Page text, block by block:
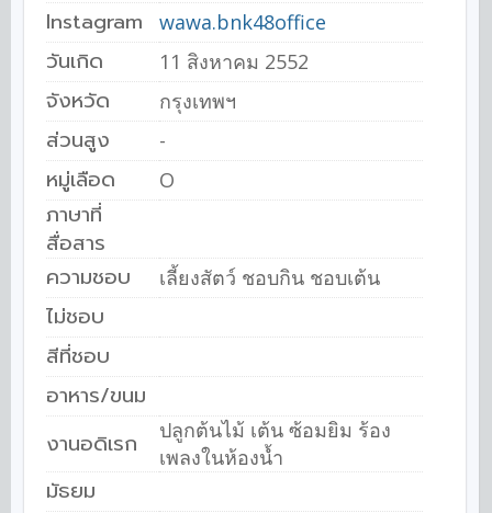
Instagram wawa.bnk48office
วันเกิด 11 สิงหาคม 2552
จังหวัด กรุงเทพฯ
ส่วนสูง -
หมู่เลือด O
ภาษาที่
สื่อสาร
ความชอบ
เลี้ยงสัตว์ ชอบกิน ชอบเต้น
ไม่ชอบ
สีที่ชอบ
อาหาร/ขนม
งานอดิเรก
ปลูกต้นไม้ เต้น ซ้อมยิม ร้อง
เพลงในห้องน้ำ
มัธยม